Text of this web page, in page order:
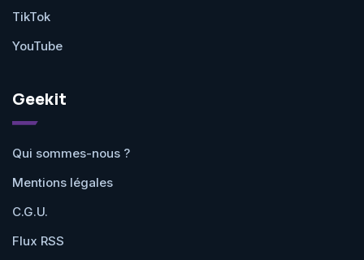
TikTok
YouTube
Geekit
Qui sommes-nous ?
Mentions légales
C.G.U.
Flux RSS